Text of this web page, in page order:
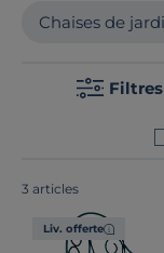
fauteuils
terrasses et de
Europe!
Chaises de
Filtres
3 articles
Liv. offerte